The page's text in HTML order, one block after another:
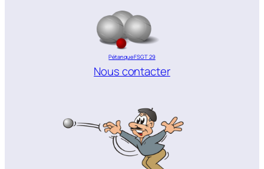
Pétanque FSGT 29
Nous contacter